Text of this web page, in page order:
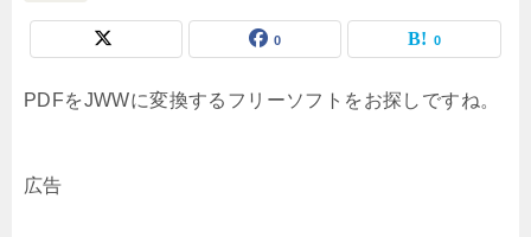
0 0
PDFをJWWに変換するフリーソフトをお探しですね。
広告